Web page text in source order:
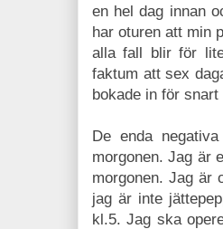
en hel dag innan
har oturen att min
alla fall blir för
faktum att sex
bokade in för
De enda
morgonen. Jag är
morgonen. Jag är
jag är inte
kl.5. Jag ska